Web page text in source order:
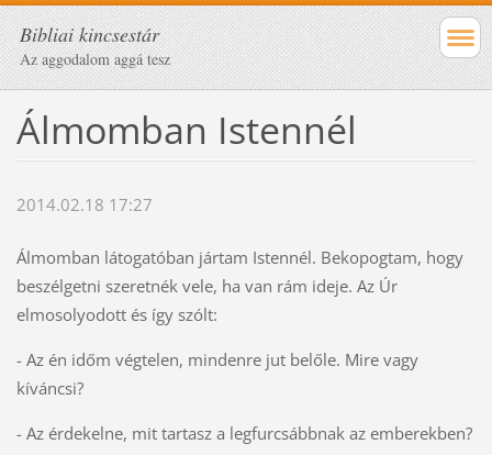
Bibliai kincsestár
Az aggodalom aggá tesz
Álmomban Istennél
2014.02.18 17:27
Álmomban látogatóban jártam Istennél. Bekopogtam, hogy
beszélgetni szeretnék vele, ha van rám ideje. Az Úr
elmosolyodott és így szólt:
- Az én időm végtelen, mindenre jut belőle. Mire vagy
kíváncsi?
- Az érdekelne, mit tartasz a legfurcsábbnak az emberekben?